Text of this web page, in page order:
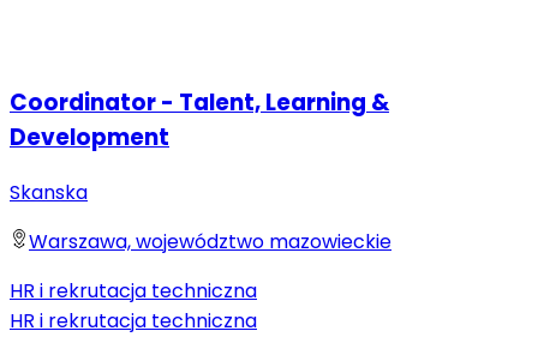
Coordinator - Talent, Learning &
Development
Skanska
Warszawa, województwo mazowieckie
HR i rekrutacja techniczna
HR i rekrutacja techniczna